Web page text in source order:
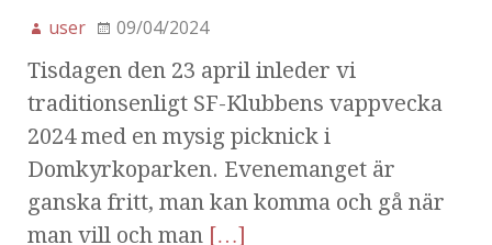
user 09/04/2024
Tisdagen den 23 april inleder vi
traditionsenligt SF-Klubbens vappvecka
2024 med en mysig picknick i
Domkyrkoparken. Evenemanget är
ganska fritt, man kan komma och gå när
man vill och man […]